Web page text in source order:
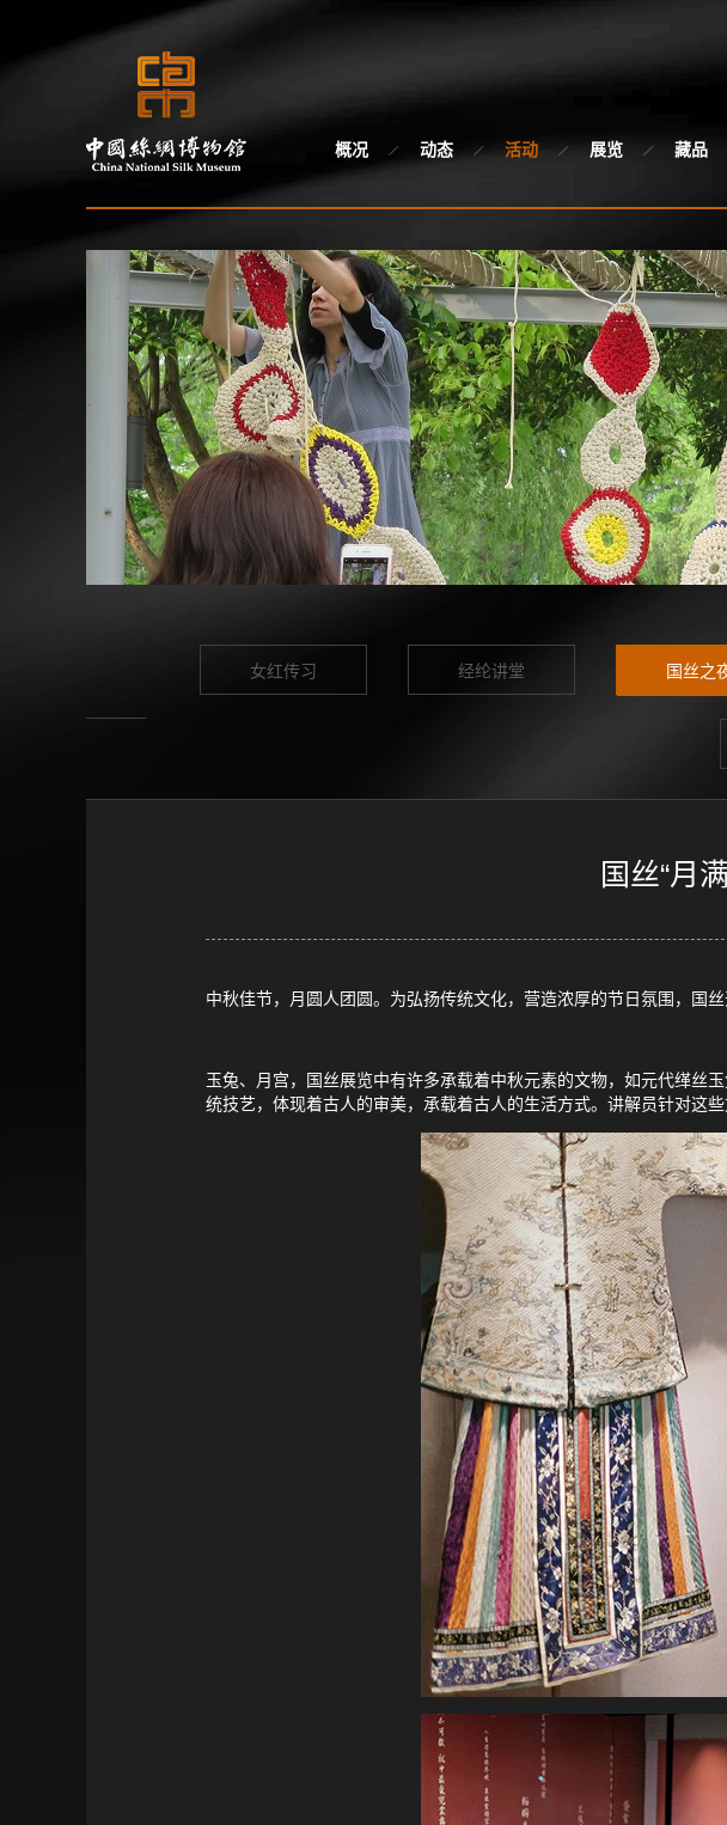
概况 动态 活动 展览 藏品
女红传习 经纶讲堂 国丝之
国丝“月
中秋佳节，月圆人团圆。为弘扬传统文化，营造浓厚的节日氛围，国
玉兔、月宫，国丝展览中有许多承载着中秋元素的文物，如元代缂丝
统技艺，体现着古人的审美，承载着古人的生活方式。讲解员针对这